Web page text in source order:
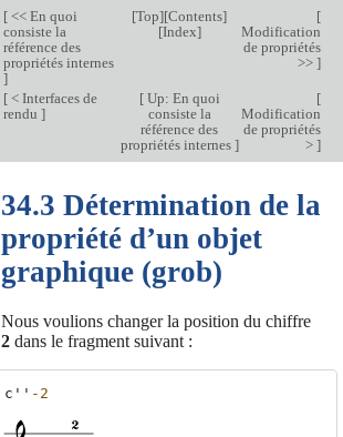
[<< En quoi
consiste la
référence des
propriétés internes
]
[Top][Contents]
[Index]
[
Modification
de propriétés
>> ]
[< Interfaces de
rendu ]
[Up: En quoi
consiste la
référence des
propriétés internes ]
[
Modification
de propriétés
> ]
34.3 Détermination de la
propriété d’un objet
graphique (grob)
Nous voulions changer la position du chiffre
2dans le fragment suivant :
c'' -2